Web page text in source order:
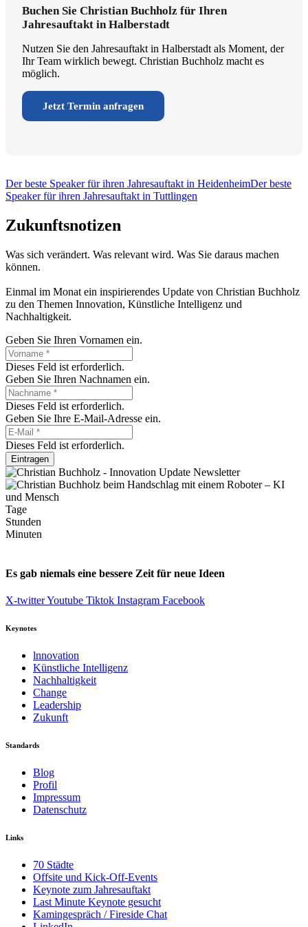
Buchen Sie Christian Buchholz für Ihren
Jahresauftakt in Halberstadt
Nutzen Sie den Jahresauftakt in Halberstadt als Moment, der
Ihr Team wirklich bewegt. Christian Buchholz macht es
möglich.
Jetzt Termin anfragen
Der beste Speaker für ihren Jahresauftakt in HeidenheimDer beste
Speaker für ihren Jahresauftakt in Tuttlingen
Zukunftsnotizen
Was sich verändert. Was relevant wird. Was Sie daraus machen
können.
Einmal im Monat ein inspirierendes Update von Christian Buchholz
zu den Themen Innovation, Künstliche Intelligenz und
Nachhaltigkeit.
Geben Sie Ihren Vornamen ein.
Dieses Feld ist erforderlich.
Geben Sie Ihren Nachnamen ein.
Dieses Feld ist erforderlich.
Geben Sie Ihre E-Mail-Adresse ein.
Dieses Feld ist erforderlich.
Eintragen
Tage
Stunden
Minuten
Es gab niemals eine bessere Zeit für neue Ideen
X-twitterYoutube Tiktok Instagram Facebook
Keynotes
lnnovation
Künstliche Intelligenz
Nachhaltigkeit
Change
Leadership
Zukunft
Standards
Blog
Profil
Impressum
Datenschutz
Links
70 Städte
Offsite und Kick-Off-Events
Keynote zum Jahresauftakt
Last Minute Keynote gesucht
Kamingespräch / Fireside Chat